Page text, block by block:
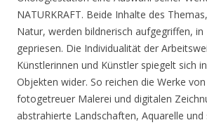
NATURKRAFT. Beide Inhalte des
Natur, werden bildnerisch aufgegriffen, in
gepriesen. Die Individualität der
Künstlerinnen und Künstler spiegelt sich
Objekten wider. So reichen die Werke
fotogetreuer Malerei und digitalen
abstrahierte Landschaften, Aquarelle und